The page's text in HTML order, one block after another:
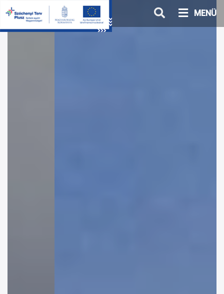
Ugrás
tartalomhoz
MENÜ